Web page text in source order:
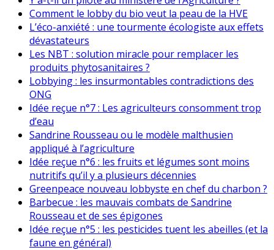
Comment le lobby du bio veut la peau de la HVE
L’éco-anxiété : une tourmente écologiste aux effets
dévastateurs
Les NBT : solution miracle pour remplacer les
produits phytosanitaires ?
Lobbying : les insurmontables contradictions des
ONG
Idée reçue n°7 : Les agriculteurs consomment trop
d’eau
Sandrine Rousseau ou le modèle malthusien
appliqué à l’agriculture
Idée reçue n°6 : les fruits et légumes sont moins
nutritifs qu’il y a plusieurs décennies
Greenpeace nouveau lobbyste en chef du charbon ?
Barbecue : les mauvais combats de Sandrine
Rousseau et de ses épigones
Idée reçue n°5 : les pesticides tuent les abeilles (et la
faune en général)